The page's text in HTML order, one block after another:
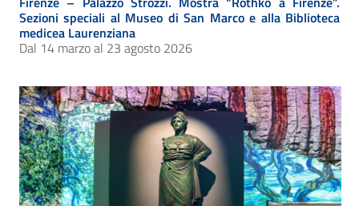
Sezioni speciali al Museo di San Marco e alla Biblioteca
medicea Laurenziana
Dal 14 marzo al 23 agosto 2026